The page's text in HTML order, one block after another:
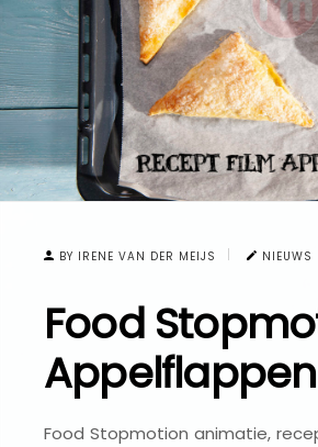
BY IRENE VAN DER MEIJS NIEUWS
Food
Appelflappen
Food Stopmotion animatie,